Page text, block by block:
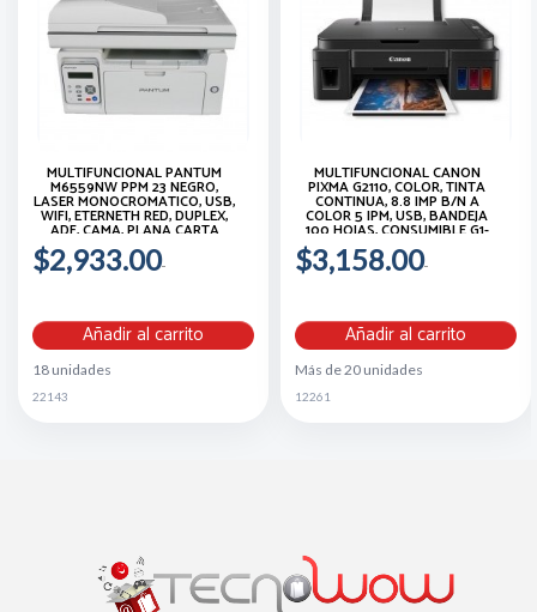
MULTIFUNCIONAL PANTUM
M6559NW PPM 23 NEGRO,
LASER MONOCROMATICO, USB,
WIFI, ETERNETH RED, DUPLEX,
ADF, CAMA, PLANA CARTA
$2,933.00
Añadir al carrito
18 unidades
22143
MULTIFUNCIONAL CANON
PIXMA G2110, COLOR, TINTA
CONTINUA, 8.8 IMP B/N A
COLOR 5 IPM, USB, BANDEJA
100 HOJAS, CONSUMIBLE G1-
190
$3,158.00
Añadir al carrito
Más de 20 unidades
12261